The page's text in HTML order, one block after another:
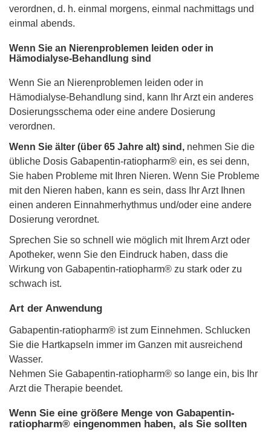
verordnen, d. h. einmal morgens, einmal nachmittags und
einmal abends.
Wenn Sie an Nierenproblemen leiden oder in
Hämodialyse-Behandlung sind
Wenn Sie an Nierenproblemen leiden oder in
Hämodialyse-Behandlung sind, kann Ihr Arzt ein anderes
Dosierungsschema oder eine andere Dosierung
verordnen.
Wenn Sie älter (über 65 Jahre alt) sind, nehmen Sie die
übliche Dosis Gabapentin-ratiopharm® ein, es sei denn,
Sie haben Probleme mit Ihren Nieren. Wenn Sie Probleme
mit den Nieren haben, kann es sein, dass Ihr Arzt Ihnen
einen anderen Einnahmerhythmus und/oder eine andere
Dosierung verordnet.
Sprechen Sie so schnell wie möglich mit Ihrem Arzt oder
Apotheker, wenn Sie den Eindruck haben, dass die
Wirkung von Gabapentin-ratiopharm® zu stark oder zu
schwach ist.
Art der Anwendung
Gabapentin-ratiopharm® ist zum Einnehmen. Schlucken
Sie die Hartkapseln immer im Ganzen mit ausreichend
Wasser.
Nehmen Sie Gabapentin-ratiopharm® so lange ein, bis Ihr
Arzt die Therapie beendet.
Wenn Sie eine größere Menge von Gabapentin-
ratiopharm® eingenommen haben, als Sie sollten